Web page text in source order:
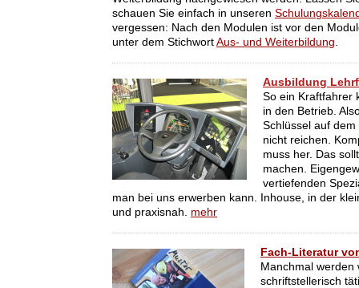
schauen Sie einfach in unseren
vergessen: Nach den Modulen ist vor den
unter dem Stichwort Aus- und Weiterbildung.
Ausbildung
So ein Kraftfahrer
in den Betrieb.
Schlüssel auf
nicht reichen.
muss her. Das
machen.
vertiefenden
man bei uns erwerben kann. Inhouse, in der
und praxisnah. mehr
Fach-Literatur
Manchmal werden
schriftstellerisch